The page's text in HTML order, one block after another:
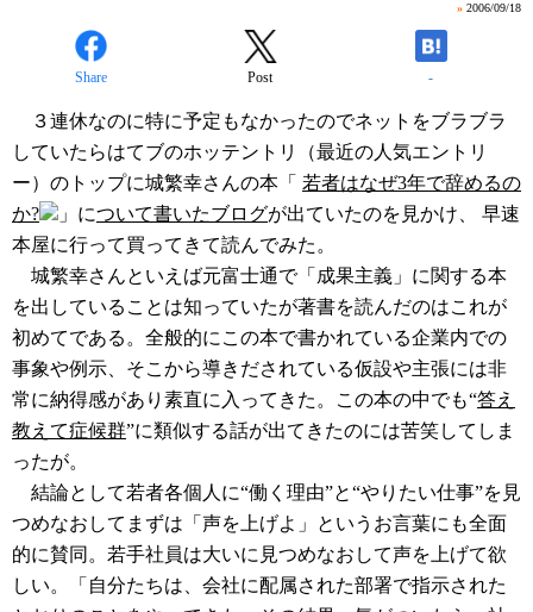
» 2006/09/18
Share Post -
３連休なのに特に予定もなかったのでネットをブラブラ
していたらはてブのホッテントリ（最近の人気エントリ
ー）のトップに城繁幸さんの本「 若者はなぜ3年で辞めるの
か?
」について書いたブログが出ていたのを見かけ、 早速
本屋に行って買ってきて読んでみた。
城繁幸さんといえば元富士通で「成果主義」に関する本
を出していることは知っていたが著書を読んだのはこれが
初めてである。全般的にこの本で書かれている企業内での
事象や例示、そこから導きだされている仮設や主張には非
常に納得感があり素直に入ってきた。この本の中でも“答え
教えて症候群”に類似する話が出てきたのには苦笑してしま
ったが。
結論として若者各個人に“働く理由”と“やりたい仕事”を見
つめなおしてまずは「声を上げよ」というお言葉にも全面
的に賛同。若手社員は大いに見つめなおして声を上げて欲
しい。「自分たちは、会社に配属された部署で指示された